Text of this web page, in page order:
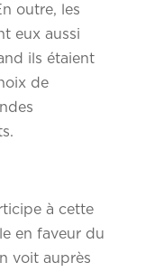
outre, les
eux aussi
ils étaient
de
à cette
en faveur du
voit auprès